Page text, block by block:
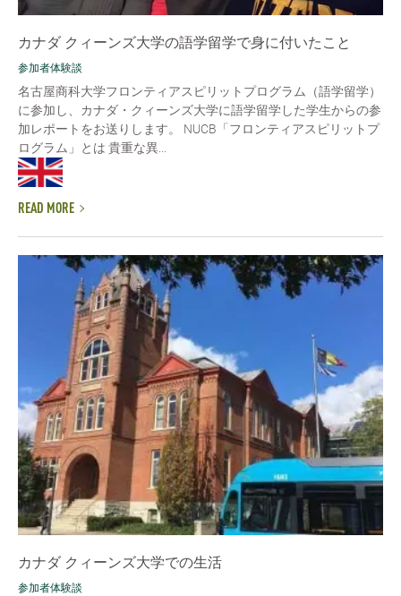
カナダ クィーンズ大学の語学留学で身に付いたこと
参加者体験談
名古屋商科大学フロンティアスピリットプログラム（語学留学）
に参加し、カナダ・クィーンズ大学に語学留学した学生からの参
加レポートをお送りします。 NUCB「フロンティアスピリットプ
ログラム」とは 貴重な異...
READ MORE
カナダ クィーンズ大学での生活
参加者体験談